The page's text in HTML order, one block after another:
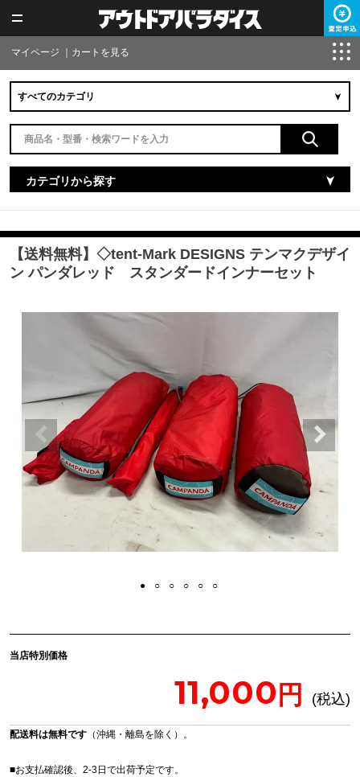
マイページ カートを見る
カテゴリから探す
【送料無料】◇tent-Mark DESIGNS テンマクデザイ
ン パンダレッド スタンダードインナーセット
当店特別価格
11,000
配送料は無料です （沖縄・離島を除く）。
■お支払確認後、2-3日で出荷予定です。